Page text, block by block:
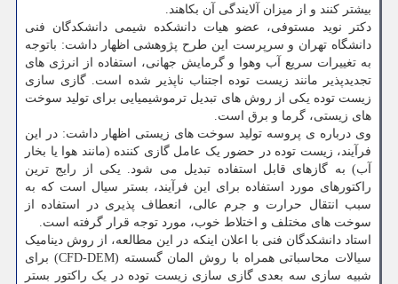
بیشتر کنند و از میزان آلایندگی آن بکاهند.
دکتر نوید مستوفی، عضو هیات دانشکده شیمی دانشکدگان فنی
دانشگاه تهران و سرپرست این طرح پژوهشی اظهار داشت: باتوجه
به تغییرات سریع آب وهوا و گرمایش جهانی، استفاده از انرژی های
تجدیدپذیر مانند زیست توده اجتناب ناپذیر شده است. گازی سازی
زیست توده یکی از روش های تبدیل ترموشیمیایی برای تولید سوخت
های زیستی، گرما و برق است.
وی درباره ی پروسه تولید سوخت های زیستی اظهار داشت: در این
فرآیند، زیست توده در حضور یک عامل گازی کننده (مانند هوا یا بخار
آب) به گازهای قابل استفاده تبدیل می شود. یکی از رایج ترین
راکتورهای مورد استفاده برای این فرآیند، بستر سیال است که به
سبب انتقال حرارت و جرم عالی، انعطاف پذیری در استفاده از
سوخت های مختلف و اختلاط خوب، مورد توجه قرار گرفته است.
استاد دانشکدگان فنی با اعلان اینکه در این مطالعه، از روش دینامیک
سیالات محاسباتی همراه با روش المان گسسته (CFD-DEM) برای
شبیه سازی سه بعدی گازی سازی زیست توده در یک راکتور بستر